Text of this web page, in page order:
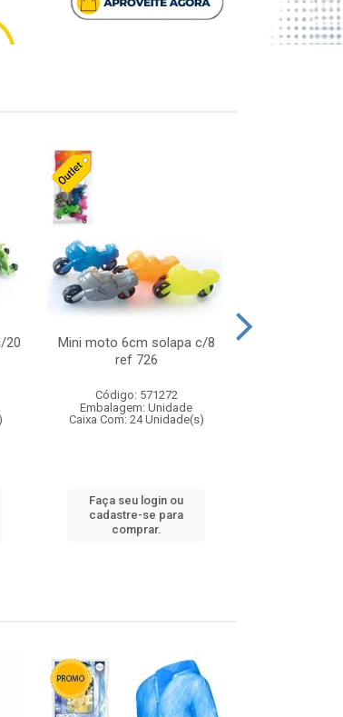
20
Mini moto 6cm solapa c/8
ref 726
Código: 571272
Embalagem: Unidade
Caixa Com: 24 Unidade(s)
Faça seu login ou
cadastre-se para
comprar.